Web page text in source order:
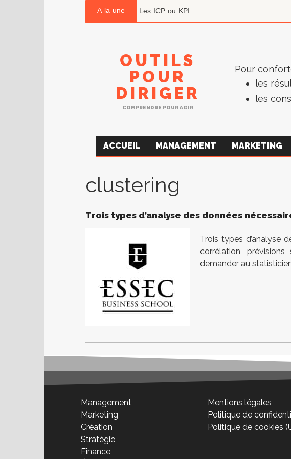
A la une Les ICP ou KPI
OUTILS
POUR
DIRIGER
COMPRENDRE POUR AGIR
Pour
les
les
ACCUEIL MANAGEMENT MARKETING
clustering
Trois types d’analyse des données
Trois types d’analyse
corrélation,
demander au
Management
Marketing
Création
Stratégie
Finance
Mentions légales
Politique de
Politique de cookies